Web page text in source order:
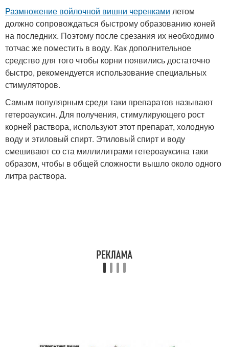
Размножение войлочной вишни черенками летом
должно сопровождаться быстрому образованию коней
на последних. Поэтому после срезания их необходимо
тотчас же поместить в воду. Как дополнительное
средство для того чтобы корни появились достаточно
быстро, рекомендуется использование специальных
стимуляторов.
Самым популярным среди таки препаратов называют
гетероауксин. Для получения, стимулирующего рост
корней раствора, используют этот препарат, холодную
воду и этиловый спирт. Этиловый спирт и воду
смешивают со ста миллилитрами гетероауксина таки
образом, чтобы в общей сложности вышло около одного
литра раствора.